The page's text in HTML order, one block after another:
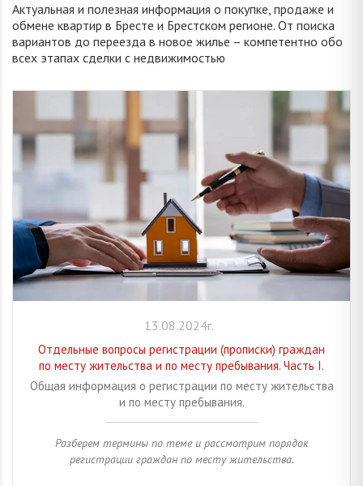
Актуальная и полезная информация о покупке, продаже и
обмене квартир в Бресте и Брестском регионе. От поиска
вариантов до переезда в новое жилье – компетентно обо
всех этапах сделки с недвижимостью
13.08.2024г.
Отдельные вопросы регистрации (прописки) граждан
по месту жительства и по месту пребывания. Часть I.
Общая информация о регистрации по месту жительства
и по месту пребывания.
Разберем термины по теме и рассмотрим порядок
регистрации граждан по месту жительства.